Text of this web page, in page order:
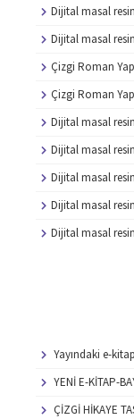
Dijital masal
Dijital masal
Çizgi Roman
Çizgi Roman
Dijital masal
Dijital masal
Dijital masal
Dijital masal
Dijital masal
Yayındaki e-
YENİ E-KİTAP-
ÇİZGİ HİKAYE